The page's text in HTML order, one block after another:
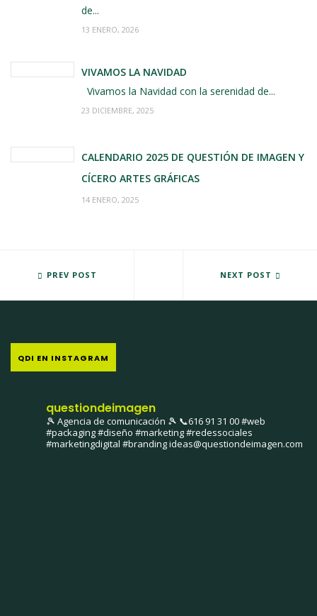
de...
13 ENERO, 2026
VIVAMOS LA NAVIDAD
Vivamos la Navidad con la serenidad de...
23 DICIEMBRE, 2025
CALENDARIO 2025 DE QUESTIÓN DE IMAGEN Y
CÍCERO ARTES GRÁFICAS
14 ENERO, 2025
PREV POST
METACERO: UN BUEN EJEMPLO DE BRANDING NEXT POST
"VOTA POR EL COMERCIO DE
QDI EN INSTAGRAM
questiondeimagen
🎾 Agencia de comunicación 🎾 📞616 91 31 00#web
#packaging #diseño #marketing #redessociales
#marketingdigital #brandingideas@questiondeimagen.com